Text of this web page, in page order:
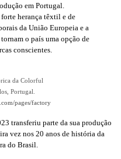
em Portugal.
forte herança têxtil e de
da União Europeia e a
o país uma opção de
conscientes.
da Colorful
Portugal.
pages/factory
transferiu parte da sua produção
vez nos 20 anos de história da
do Brasil.